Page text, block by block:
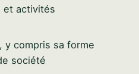
et activités
y compris sa forme
société